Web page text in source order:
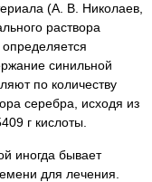
(А. В. Николаев,
раствора
синильной
по количеству
серебра, исходя из
г кислоты.
иногда бывает
для лечения.